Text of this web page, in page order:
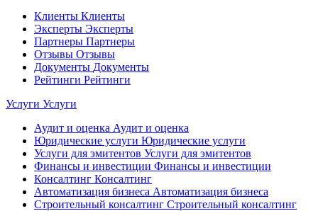
Клиенты Клиенты
Эксперты Эксперты
Партнеры Партнеры
Отзывы Отзывы
Документы Документы
Рейтинги Рейтинги
Услуги Услуги
Аудит и оценка Аудит и оценка
Юридические услуги Юридические услуги
Услуги для эмитентов Услуги для эмитентов
Финансы и инвестиции Финансы и инвестиции
Консалтинг Консалтинг
Автоматизация бизнеса Автоматизация бизнеса
Строительный консалтинг Строительный консалтинг